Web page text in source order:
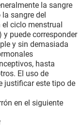
la sangre
sangre del
ciclo menstrual
y puede corresponder
y sin demasiada
hasta
El uso de
justificar este tipo de
en el siguiente